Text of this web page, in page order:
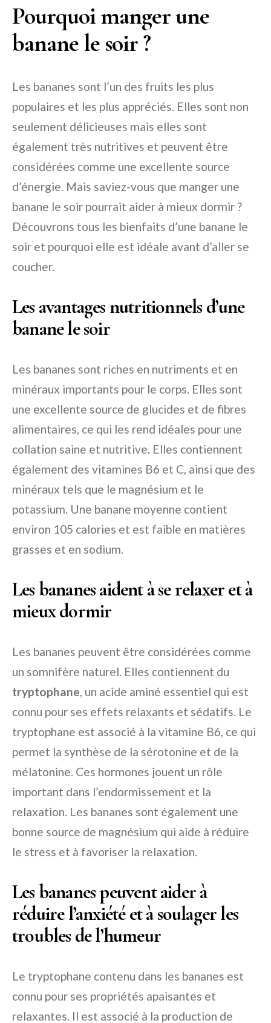
Pourquoi manger une
banane le soir ?
Les bananes sont l’un des fruits les plus
populaires et les plus appréciés. Elles sont non
seulement délicieuses mais elles sont
également très nutritives et peuvent être
considérées comme une excellente source
d’énergie. Mais saviez-vous que manger une
banane le soir pourrait aider à mieux dormir ?
Découvrons tous les bienfaits d’une banane le
soir et pourquoi elle est idéale avant d’aller se
coucher.
Les avantages nutritionnels d’une
banane le soir
Les bananes sont riches en nutriments et en
minéraux importants pour le corps. Elles sont
une excellente source de glucides et de fibres
alimentaires, ce qui les rend idéales pour une
collation saine et nutritive. Elles contiennent
également des vitamines B6 et C, ainsi que des
minéraux tels que le magnésium et le
potassium. Une banane moyenne contient
environ 105 calories et est faible en matières
grasses et en sodium.
Les bananes aident à se relaxer et à
mieux dormir
Les bananes peuvent être considérées comme
un somnifère naturel. Elles contiennent du
tryptophane, un acide aminé essentiel qui est
connu pour ses effets relaxants et sédatifs. Le
tryptophane est associé à la vitamine B6, ce qui
permet la synthèse de la sérotonine et de la
mélatonine. Ces hormones jouent un rôle
important dans l’endormissement et la
relaxation. Les bananes sont également une
bonne source de magnésium qui aide à réduire
le stress et à favoriser la relaxation.
Les bananes peuvent aider à
réduire l’anxiété et à soulager les
troubles de l’humeur
Le tryptophane contenu dans les bananes est
connu pour ses propriétés apaisantes et
relaxantes. Il est associé à la production de